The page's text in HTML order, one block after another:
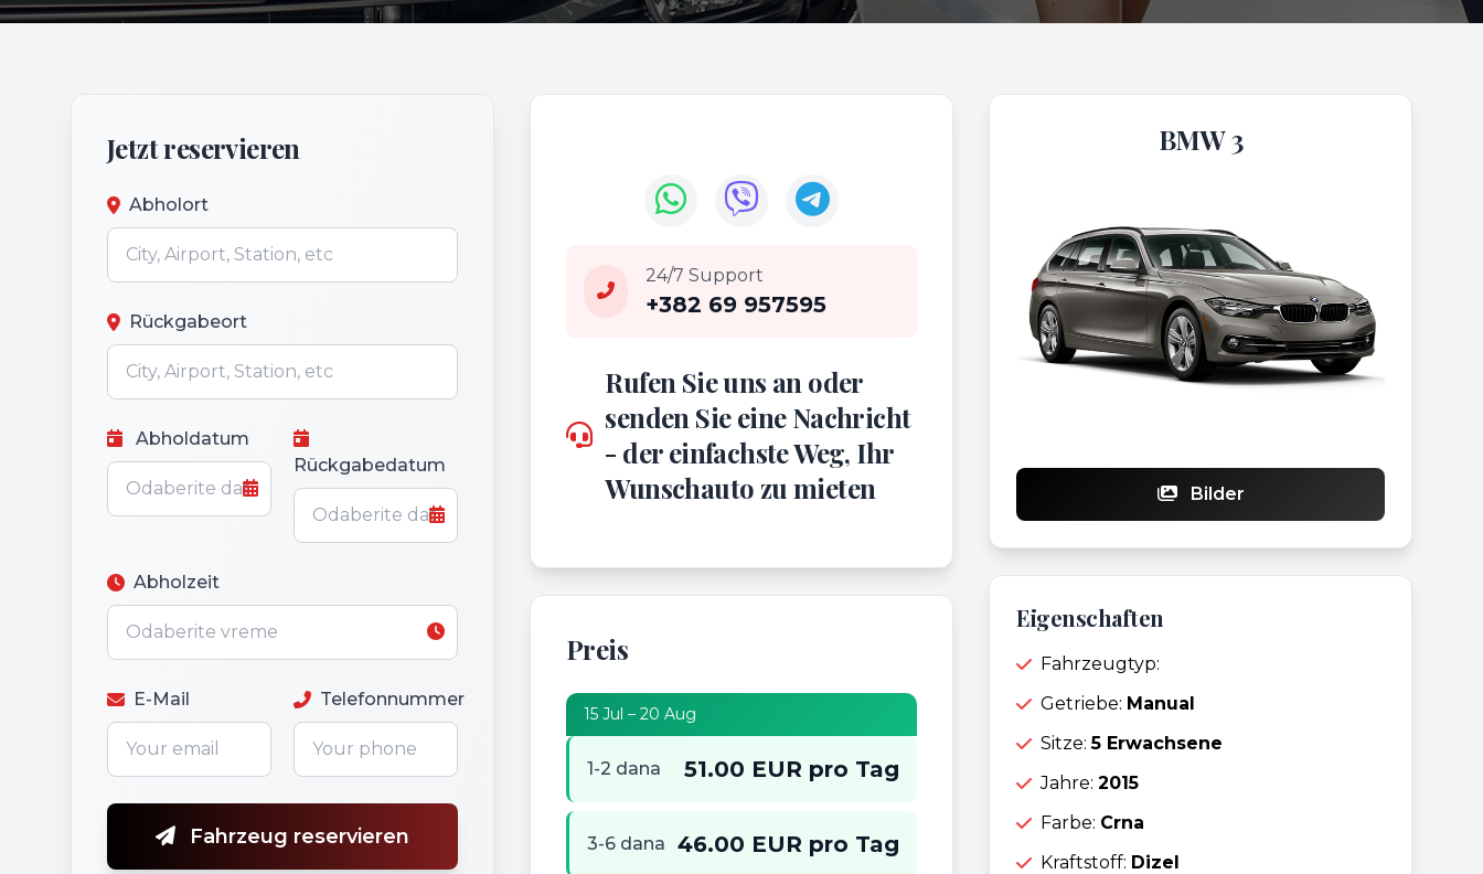
Jetzt reservieren
Abholort
Rückgabeort
Abholdatum
Rückgabedatum
Abholzeit
E-Mail Telefonnummer
Fahrzeug reservieren
24/7 Support
+382 69 957595
Rufen Sie uns an oder
senden Sie eine Nachricht
- der einfachste Weg, Ihr
Wunschauto zu mieten
Preis
15 Jul – 20 Aug
1-2 dana 51.00 EUR pro Tag
3-6 dana 46.00 EUR pro Tag
BMW 3
Bilder
Eigenschaften
Fahrzeugtyp:
Getriebe: Manual
Sitze:5 Erwachsene
Jahre: 2015
Farbe: Crna
Kraftstoff: Dizel